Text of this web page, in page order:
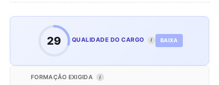
29 QUALIDADE DO CARGO I BAIXA
FORMAÇÃO EXIGIDA I